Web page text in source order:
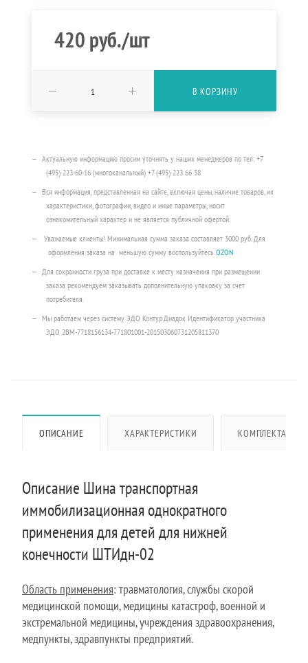
420руб./шт
В КОРЗИНУ
Актуальную информацию просим уточнять у наших менеджеров по тел: +7
(495) 223-60-16 (многоканальный) +7 (495) 223 66 38
Вся информация, представленная на сайте, включая цены, наличие товаров, их
характеристики, фотографии, видео и иные параметры, носит
ознакомительный характер и не является публичной офертой.
Уважаемые клиенты! Минимальная сумма заказа составляет 3000 руб. Для
оформления заказа на меньшую сумму воспользуйтесь OZON
Для сохранности груза при доставке к месту назначения при размещении
заказа рекомендуем заказывать дополнительную упаковку за счет
потребителя.
Мы работаем через систему ЭДО Контур.Диадок Идентификатор участника
ЭДО 2BM-7718156134-771801001-201503060731205811370
ОПИСАНИЕ ХАРАКТЕРИСТИКИ КОМПЛЕКТАЦИЯ
Описание Шина транспортная
иммобилизационная однократного
применения для детей для нижней
конечности ШТИдн-02
Область применения: травматология, службы скорой
медицинской помощи, медицины катастроф, военной и
экстремальной медицины, учреждения здравоохранения,
медпункты, здравпункты предприятий.